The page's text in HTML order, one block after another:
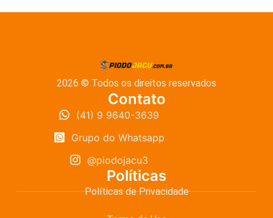
2026 © Todos os direitos reservados
Contato
(41) 9 9640-3639
Grupo do Whatsapp
@piodojacu3
Políticas
Políticas de Privacidade